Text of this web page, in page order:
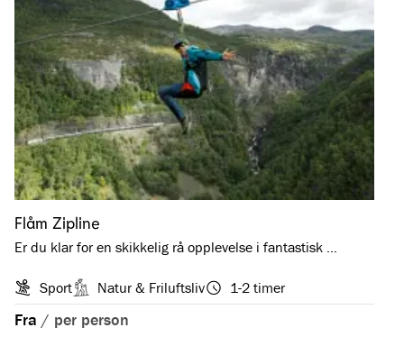
Flåm Zipline
Er du klar for en skikkelig rå opplevelse i fantastisk …
Sport Natur & Friluftsliv 1-2 timer
Fra / per person